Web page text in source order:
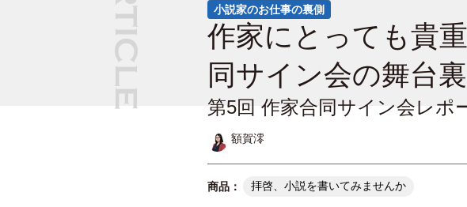
小説家のお仕事の裏側
作家にとっても貴
同サイン会の舞台
第5回 作家合同サイン会レポ
額賀澪
拝啓、小説を書いてみませんか